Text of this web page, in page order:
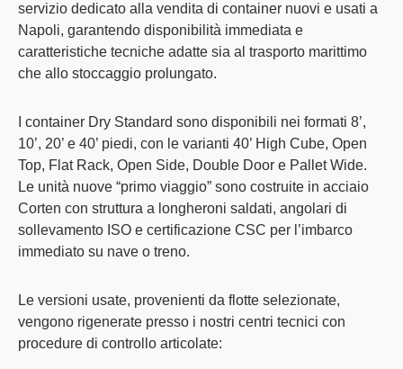
servizio dedicato alla vendita di container nuovi e usati a
Napoli, garantendo disponibilità immediata e
caratteristiche tecniche adatte sia al trasporto marittimo
che allo stoccaggio prolungato.
container Dry Standard sono disponibili nei formati 8’,
10’, 20’ e 40’ piedi, con le varianti 40’ High Cube, Open
Top, Flat Rack, Open Side, Double Door e Pallet Wide.
Le unità nuove “primo viaggio” sono costruite in acciaio
Corten con struttura a longheroni saldati, angolari di
sollevamento ISO e certificazione CSC per l’imbarco
immediato su nave o treno.
Le versioni usate, provenienti da flotte selezionate,
vengono rigenerate presso i nostri centri tecnici con
procedure di controllo articolate: